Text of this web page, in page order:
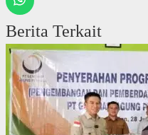
Berita Terkait